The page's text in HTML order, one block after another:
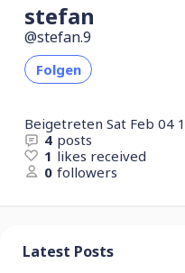
stefan
stefan.9
Folgen
Beigetreten Sat Feb 04
4 posts
1 likes received
0 followers
Latest Posts